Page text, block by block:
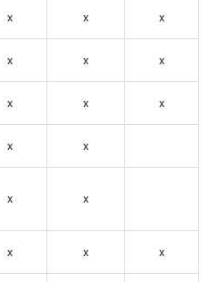
x x x
x x x
x x x
x x
x x
x x x